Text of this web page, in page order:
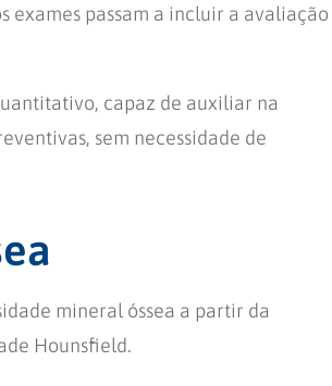
exames passam a incluir a avaliação
capaz de auxiliar na
sem necessidade de
mineral óssea a partir da
Hounsfield.